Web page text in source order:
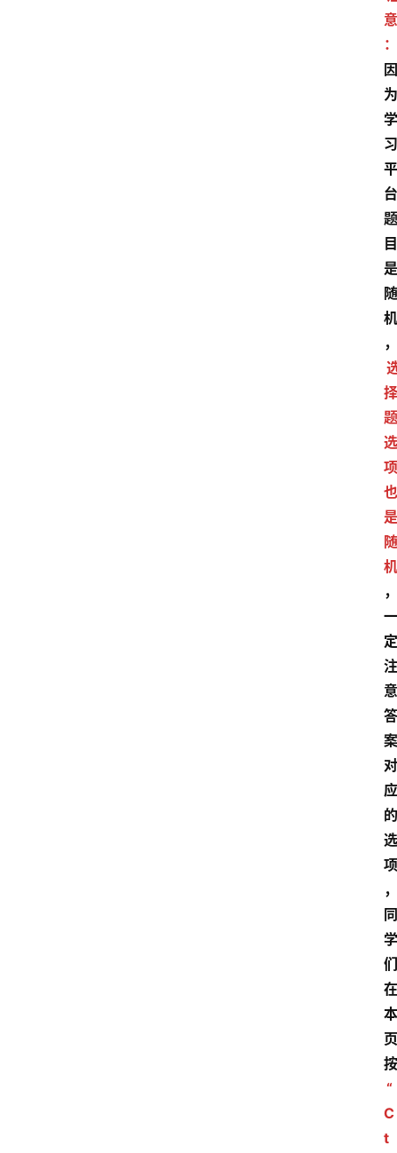
意
：
因
为
学
习
平
台
题
目
是
随
机
，
择
题
选
项
也
是
随
机
，
一
定
注
意
答
案
对
应
的
选
项
，
同
学
们
在
本
页
按
“
C
t